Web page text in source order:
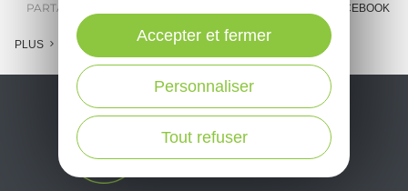
PARTAGER : FACEBOOK
PLUS
Tout refuser
Personnaliser
Accepter et fermer